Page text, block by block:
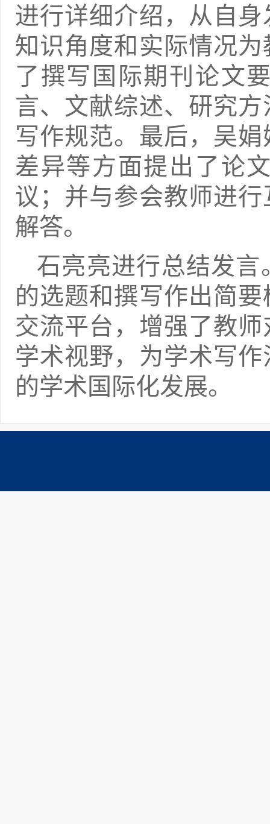
进行详细介绍，从自
知识角度和实际情况
了撰写国际期刊论文
言、文献综述、研究
写作规范。最后，吴
差异等方面提出了论
议；并与参会教师进
解答。
石亮亮进行总结发
的选题和撰写作出简
交流平台，增强了教
学术视野，为学术写
的学术国际化发展。